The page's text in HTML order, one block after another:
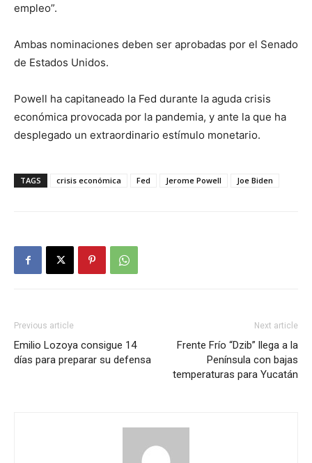
empleo”.
Ambas nominaciones deben ser aprobadas por el Senado
de Estados Unidos.
Powell ha capitaneado la Fed durante la aguda crisis
económica provocada por la pandemia, y ante la que ha
desplegado un extraordinario estímulo monetario.
TAGS crisis económica Fed Jerome Powell Joe Biden
Previous article
Emilio Lozoya consigue 14
días para preparar su defensa
Next article
Frente Frío “Dzib” llega a la
Península con bajas
temperaturas para Yucatán